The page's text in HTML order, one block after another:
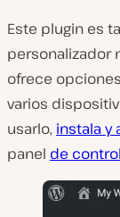
Este plugin es
personalizador
ofrece
varios
usarlo, instala y
panel de